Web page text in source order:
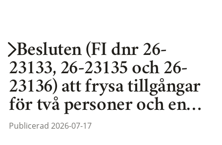
Besluten (FI dnr 26-
23133, 26-23135 och 26-
23136) att frysa tillgångar
för två personer och en…
Publicerad 2026-07-17